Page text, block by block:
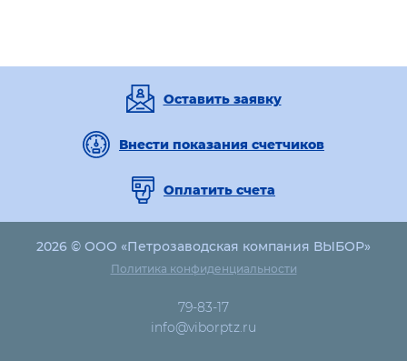
Оставить заявку
Внести показания счетчиков
Оплатить счета
2026 © ООО «Петрозаводская компания ВЫБОР»
Политика конфиденциальности
79-83-17
info@viborptz.ru